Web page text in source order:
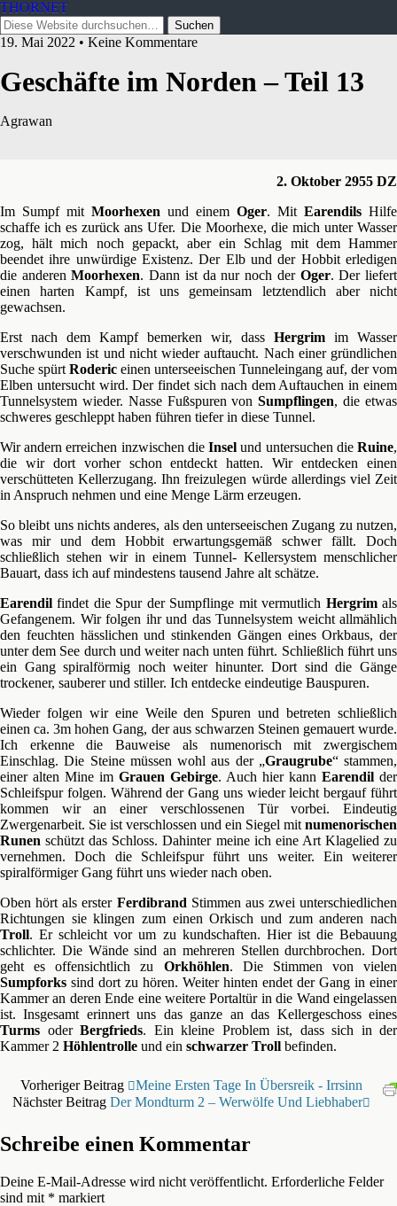
THORNET
19. Mai 2022 • Keine Kommentare
Geschäfte im Norden – Teil 13
Agrawan
2. Oktober 2955 DZ
Im Sumpf mit Moorhexen und einem Oger. Mit Earendils Hilfe
schaffe ich es zurück ans Ufer. Die Moorhexe, die mich unter Wasser
zog, hält mich noch gepackt, aber ein Schlag mit dem Hammer
beendet ihre unwürdige Existenz. Der Elb und der Hobbit erledigen
die anderenMoorhexen. Dann ist da nur noch der Oger. Der liefert
einen harten Kampf, ist uns gemeinsam letztendlich aber nicht
gewachsen.
Erst nach dem Kampf bemerken wir, dass Hergrim im Wasser
verschwunden ist und nicht wieder auftaucht. Nach einer gründlichen
Suche spürt Roderic einen unterseeischen Tunneleingang auf, der vom
Elben untersucht wird. Der findet sich nach dem Auftauchen in einem
Tunnelsystem wieder. Nasse Fußspuren vonSumpflingen, die etwas
schweres geschleppt haben führen tiefer in diese Tunnel.
Wir andern erreichen inzwischen dieInsel und untersuchen dieRuine,
die wir dort vorher schon entdeckt hatten. Wir entdecken einen
verschütteten Kellerzugang. Ihn freizulegen würde allerdings viel Zeit
in Anspruch nehmen und eine Menge Lärm erzeugen.
So bleibt uns nichts anderes, als den unterseeischen Zugang zu nutzen,
was mir und dem Hobbit erwartungsgemäß schwer fällt. Doch
schließlich stehen wir in einem Tunnel- Kellersystem menschlicher
Bauart, dass ich auf mindestens tausend Jahre alt schätze.
Earendil findet die Spur der Sumpflinge mit vermutlich Hergrimals
Gefangenem. Wir folgen ihr und das Tunnelsystem weicht allmählich
den feuchten hässlichen und stinkenden Gängen eines Orkbaus, der
unter dem See durch und weiter nach unten führt. Schließlich führt uns
ein Gang spiralförmig noch weiter hinunter. Dort sind die Gänge
trockener, sauberer und stiller. Ich entdecke eindeutige Bauspuren.
Wieder folgen wir eine Weile den Spuren und betreten schließlich
einen ca. 3m hohen Gang, der aus schwarzen Steinen gemauert wurde.
Ich erkenne die Bauweise als numenorisch mit zwergischem
Einschlag. Die Steine müssen wohl aus der „Graugrube“ stammen,
einer alten Mine im Grauen Gebirge. Auch hier kann Earendil der
Schleifspur folgen. Während der Gang uns wieder leicht bergauf führt
kommen wir an einer verschlossenen Tür vorbei. Eindeutig
Zwergenarbeit. Sie ist verschlossen und ein Siegel mit numenorischen
Runen schützt das Schloss. Dahinter meine ich eine Art Klagelied zu
vernehmen. Doch die Schleifspur führt uns weiter. Ein weiterer
spiralförmiger Gang führt uns wieder nach oben.
Oben hört als erster Ferdibrand Stimmen aus zwei unterschiedlichen
Richtungen sie klingen zum einen Orkisch und zum anderen nach
Troll. Er schleicht vor um zu kundschaften. Hier ist die Bebauung
schlichter. Die Wände sind an mehreren Stellen durchbrochen. Dort
geht es offensichtlich zu Orkhöhlen. Die Stimmen von vielen
Sumpforks sind dort zu hören. Weiter hinten endet der Gang in einer
Kammer an deren Ende eine weitere Portaltür in die Wand eingelassen
ist. Insgesamt erinnert uns das ganze an das Kellergeschoss eines
Turms oder Bergfrieds. Ein kleine Problem ist, dass sich in der
Kammer 2 Höhlentrolle und ein schwarzer Troll befinden.
Vorheriger Beitrag
Meine Ersten Tage In Übersreik - Irrsinn
Nächster Beitrag Der Mondturm 2 – Werwölfe Und Liebhaber
Schreibe einen Kommentar
Deine E-Mail-Adresse wird nicht veröffentlicht. Erforderliche Felder
sind mit * markiert